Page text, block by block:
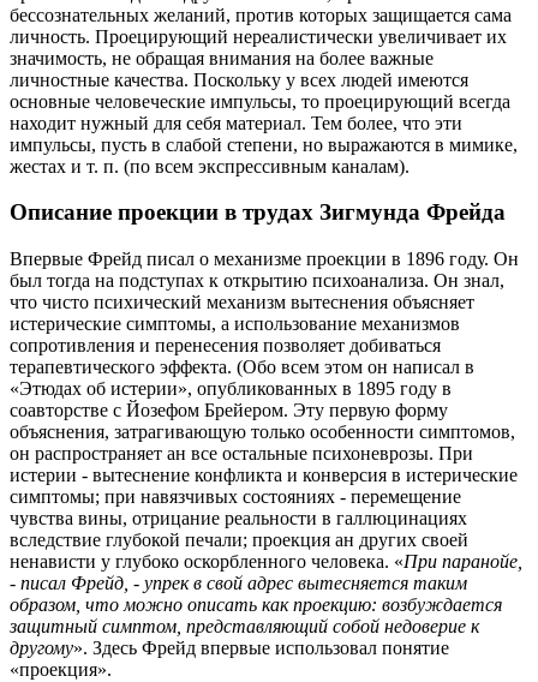
бессознательных желаний, против которых защищается сама
личность. Проецирующий нереалистически увеличивает их
значимость, не обращая внимания на более важные
личностные качества. Поскольку у всех людей имеются
основные человеческие импульсы, то проецирующий всегда
находит нужный для себя материал. Тем более, что эти
импульсы, пусть в слабой степени, но выражаются в мимике,
жестах и т. п. (по всем экспрессивным каналам).
Описание проекции в трудах Зигмунда Фрейда
Впервые Фрейд писал о механизме проекции в 1896 году. Он
был тогда на подступах к открытию психоанализа. Он знал,
что чисто психический механизм вытеснения объясняет
истерические симптомы, а использование механизмов
сопротивления и перенесения позволяет добиваться
терапевтического эффекта. (Обо всем этом он написал в
«Этюдах об истерии», опубликованных в 1895 году в
соавторстве с Йозефом Брейером. Эту первую форму
объяснения, затрагивающую только особенности симптомов,
он распространяет ан все остальные психоневрозы. При
истерии - вытеснение конфликта и конверсия в истерические
симптомы; при навязчивых состояниях - перемещение
чувства вины, отрицание реальности в галлюцинациях
вследствие глубокой печали; проекция ан других своей
ненависти у глубоко оскорбленного человека. «При паранойе,
- писал Фрейд, - упрек в свой адрес вытесняется таким
образом, что можно описать как проекцию: возбуждается
защитный симптом, представляющий собой недоверие к
другому». Здесь Фрейд впервые использовал понятие
«проекция».